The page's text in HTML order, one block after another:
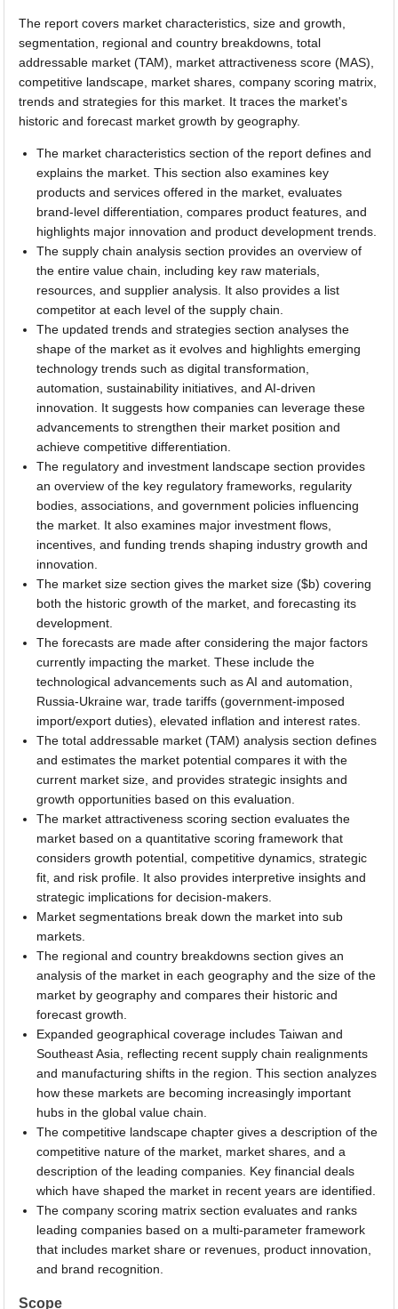
The report covers market characteristics, size and growth,
segmentation, regional and country breakdowns, total
addressable market (TAM), market attractiveness score (MAS),
competitive landscape, market shares, company scoring matrix,
trends and strategies for this market. It traces the market's
historic and forecast market growth by geography.
The market characteristics section of the report defines and
explains the market. This section also examines key
products and services offered in the market, evaluates
brand-level differentiation, compares product features, and
highlights major innovation and product development trends.
The supply chain analysis section provides an overview of
the entire value chain, including key raw materials,
resources, and supplier analysis. It also provides a list
competitor at each level of the supply chain.
The updated trends and strategies section analyses the
shape of the market as it evolves and highlights emerging
technology trends such as digital transformation,
automation, sustainability initiatives, and AI-driven
innovation. It suggests how companies can leverage these
advancements to strengthen their market position and
achieve competitive differentiation.
The regulatory and investment landscape section provides
an overview of the key regulatory frameworks, regularity
bodies, associations, and government policies influencing
the market. It also examines major investment flows,
incentives, and funding trends shaping industry growth and
innovation.
The market size section gives the market size ($b) covering
both the historic growth of the market, and forecasting its
development.
The forecasts are made after considering the major factors
currently impacting the market. These include the
technological advancements such as AI and automation,
Russia-Ukraine war, trade tariffs (government-imposed
import/export duties), elevated inflation and interest rates.
The total addressable market (TAM) analysis section defines
and estimates the market potential compares it with the
current market size, and provides strategic insights and
growth opportunities based on this evaluation.
The market attractiveness scoring section evaluates the
market based on a quantitative scoring framework that
considers growth potential, competitive dynamics, strategic
fit, and risk profile. It also provides interpretive insights and
strategic implications for decision-makers.
Market segmentations break down the market into sub
markets.
The regional and country breakdowns section gives an
analysis of the market in each geography and the size of the
market by geography and compares their historic and
forecast growth.
Expanded geographical coverage includes Taiwan and
Southeast Asia, reflecting recent supply chain realignments
and manufacturing shifts in the region. This section analyzes
how these markets are becoming increasingly important
hubs in the global value chain.
The competitive landscape chapter gives a description of the
competitive nature of the market, market shares, and a
description of the leading companies. Key financial deals
which have shaped the market in recent years are identified.
The company scoring matrix section evaluates and ranks
leading companies based on a multi-parameter framework
that includes market share or revenues, product innovation,
and brand recognition.
Scope